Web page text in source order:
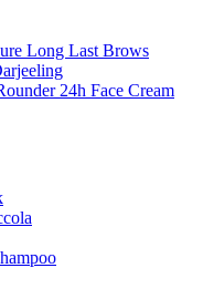
Long Last Brows
24h Face Cream